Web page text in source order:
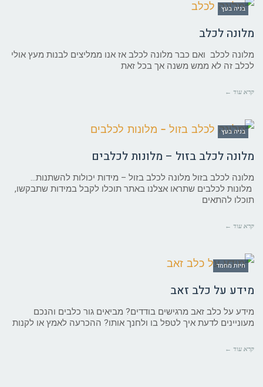
בניה בעץ
מלונה לכלב
מלונה לכלב ואם כבר מלונה לכלב אז אנו ממליצים לבנות מעץ אולי
לכלב זה לא ממש משנה אך בכל זאת
קרא עוד ←
בניה בעץ
מלונה לכלב בזול – מלונות לכלבים
מלונה לכלב בזול מלונה לכלב בזול – מידות יכולות להשתנות…
מלונות לכלבים שתראו אצלנו באתר תוכלו לקבל במידות שתבקשו,
תוכלו להתאים
קרא עוד ←
חיות מחמד
מידע על כלב זאב
מידע על כלב זאב מרגישים בודדים? מביאים גור כלבים והנכם
מעוניינים לדעת איך לטפל בו ולחנך אותו? ההכרעה לאמץ או לקנות
קרא עוד ←